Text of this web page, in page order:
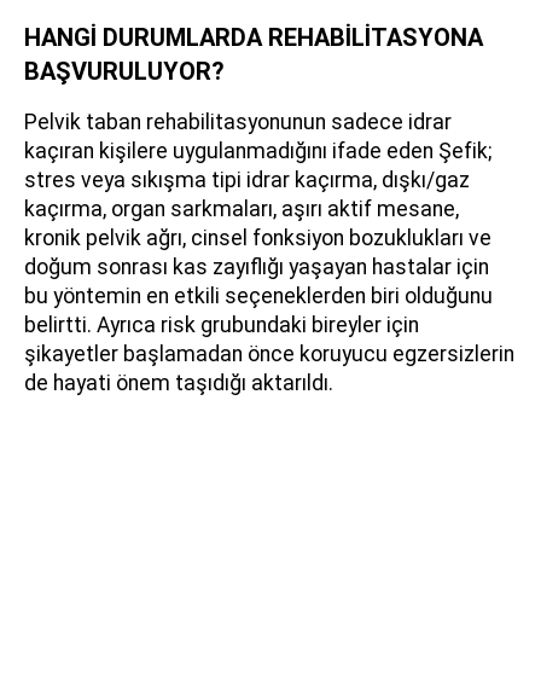
HANGİ DURUMLARDA REHABİLİTASYONA
BAŞVURULUYOR?
Pelvik taban rehabilitasyonunun sadece idrar
kaçıran kişilere uygulanmadığını ifade eden Şefik;
stres veya sıkışma tipi idrar kaçırma, dışkı/gaz
kaçırma, organ sarkmaları, aşırı aktif mesane,
kronik pelvik ağrı, cinsel fonksiyon bozuklukları ve
doğum sonrası kas zayıflığı yaşayan hastalar için
bu yöntemin en etkili seçeneklerden biri olduğunu
belirtti. Ayrıca risk grubundaki bireyler için
şikayetler başlamadan önce koruyucu egzersizlerin
de hayati önem taşıdığı aktarıldı.